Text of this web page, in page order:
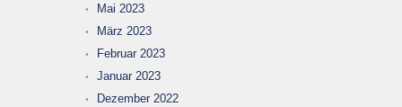
Mai 2023
März 2023
Februar 2023
Januar 2023
Dezember 2022